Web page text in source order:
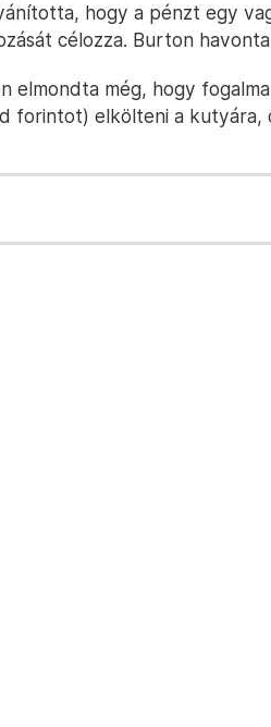
hogy a pénzt egy
célozza. Burton
elmondta még, hogy
forintot) elkölteni a kutyára,